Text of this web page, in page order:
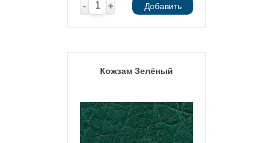
- + Добавить
Кожзам Зелёный